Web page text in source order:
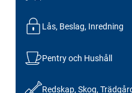
Lås, Beslag, Inredning
Pentry och Hushåll
Redskap, Skog,